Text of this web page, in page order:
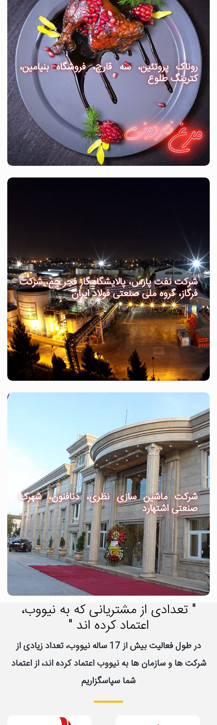
روناک پروتئین، سه قارچ، فروشگاه بنیامین،
کترینگ طلوع
شرکت نفت پارس، پالایشگاه گاز فجر جم، شرکت
فرگاز، گروه ملی صنعتی فولاد ایران
شرکت ماشین سازی نظری، دنافنون، شهرک
صنعتی اشتهارد
" تعدادی از مشتریانی که به نیووب،
اعتماد کرده اند "
در طول فعالیت بیش از 17 ساله نیووب، تعداد زیادی از
شرکت ها و سازمان ها به نیووب اعتماد کرده اند، از اعتماد
شما سپاسگزاریم